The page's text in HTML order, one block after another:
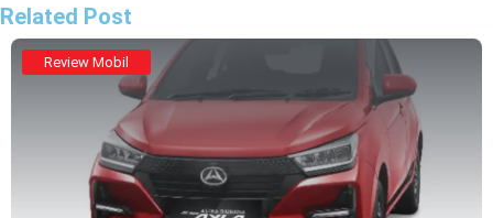
Related Post
Review Mobil